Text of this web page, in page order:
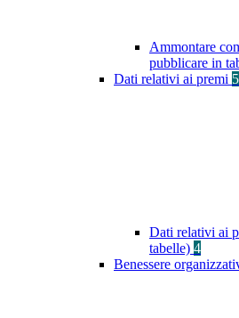
Ammontare
pubblicare in
Dati relativi ai premi 5
Dati relativi ai
tabelle) 4
Benessere